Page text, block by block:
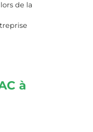
de la
à